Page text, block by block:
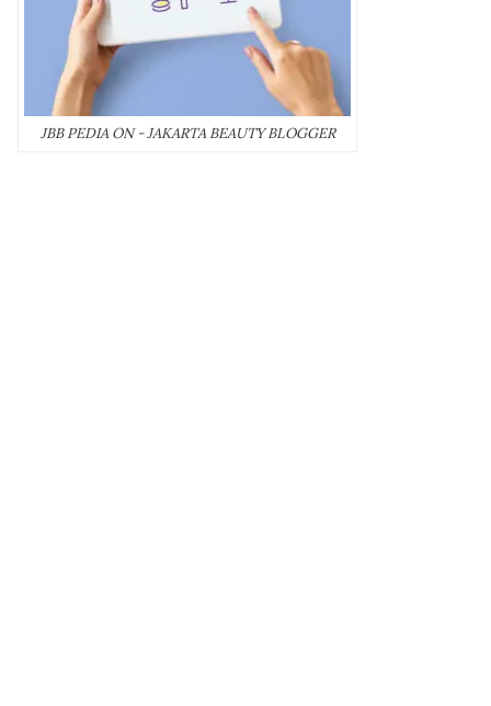
JBB PEDIA ON - JAKARTA BEAUTY BLOGGER